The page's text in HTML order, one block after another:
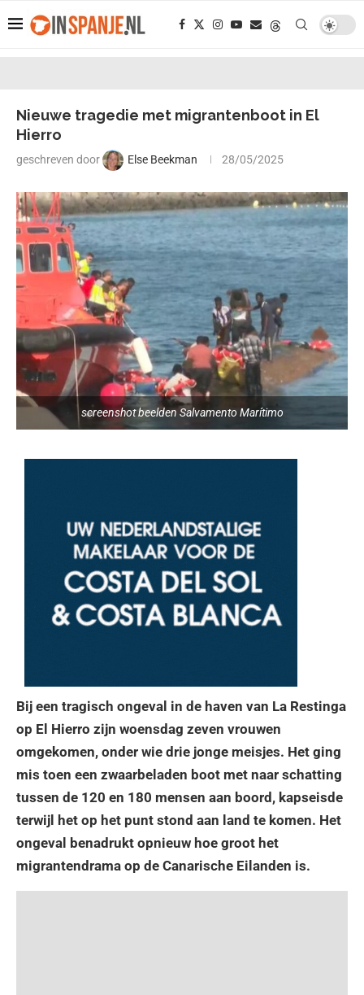
Nieuwe tragedie met migrantenboot in El
Hierro
geschreven door Else Beekman 28/05/2025
screenshot beelden Salvamento Marítimo
Bij een tragisch ongeval in de haven van La Restinga
op El Hierro zijn woensdag zeven vrouwen
omgekomen, onder wie drie jonge meisjes. Het ging
mis toen een zwaarbeladen boot met naar schatting
tussen de 120 en 180 mensen aan boord, kapseisde
terwijl het op het punt stond aan land te komen. Het
ongeval benadrukt opnieuw hoe groot het
migrantendrama op de Canarische Eilanden is.